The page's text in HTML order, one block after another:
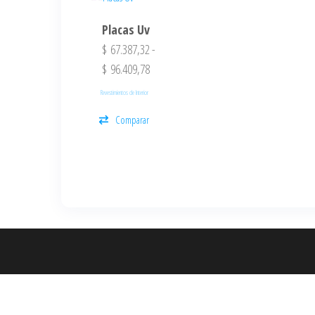
Placas Uv
$ 67.387,32-
$ 96.409,78
Revestimientos de Interior
Comparar